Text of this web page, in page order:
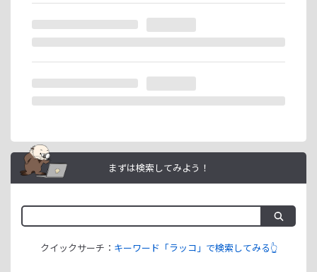
ラッコIDアフィリエイトは、「ユーザー情報」「銀行口座情
報」をご登録いただくことで即日ご利用開始いただけます。
まずは検索してみよう！
クイックサーチ： キーワード「ラッコ」で検索してみる👆